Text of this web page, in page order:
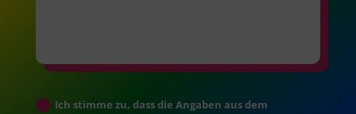
Ich stimme zu, dass die Angaben aus dem